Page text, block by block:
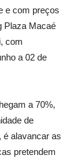
e com preços
Plaza Macaé
com
a 02 de
a 70%,
de
é alavancar as
pretendem